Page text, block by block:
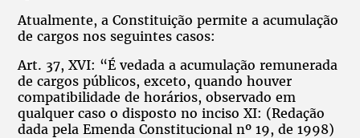
Atualmente, a Constituição permite a acumulação
de cargos nos seguintes casos:
Art. 37, XVI: “É vedada a acumulação remunerada
de cargos públicos, exceto, quando houver
compatibilidade de horários, observado em
qualquer caso o disposto no inciso XI: (Redação
dada pela Emenda Constitucional nº 19, de 1998)